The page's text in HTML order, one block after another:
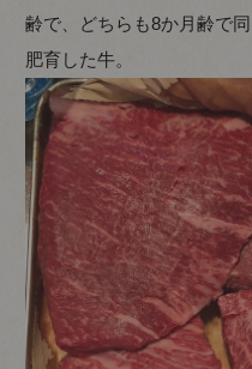
齢で、どちらも8か月齢で
肥育した牛。